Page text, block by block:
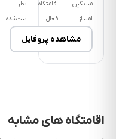
مرکز
شهر
رشت
دسترسی
میانگین
امتیاز
اقامتگاه
فعال
نظر
ثبت‌شده
مشاهده پروفایل
اقامتگاه های مشابه